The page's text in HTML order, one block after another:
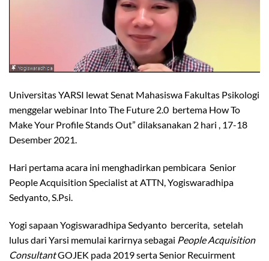
Universitas YARSI lewat Senat Mahasiswa Fakultas Psikologi
menggelar webinar Into The Future 2.0 bertema How To
Make Your Profile Stands Out” dilaksanakan 2 hari , 17-18
Desember 2021.
Hari pertama acara ini menghadirkan pembicara Senior
People Acquisition Specialist at ATTN, Yogiswaradhipa
Sedyanto, S.Psi.
Yogi sapaan Yogiswaradhipa Sedyanto bercerita, setelah
lulus dari Yarsi memulai karirnya sebagai People Acquisition
ConsultantGOJEK pada 2019 serta Senior Recuirment